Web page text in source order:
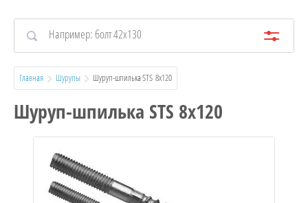
Главная Шурупы
  Шуруп-шпилька STS  8х120
Шуруп-шпилька STS 8х120